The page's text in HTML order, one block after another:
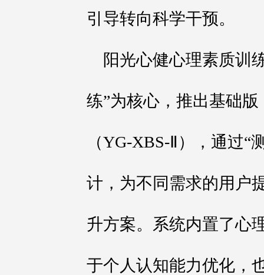
引导转向科学干预。
阳光心健心理素质训
练”为核心，推出基础
（YG-XBS-Ⅱ），通过
计，为不同需求的用户
升方案。系统内置了心
于个人认知能力优化，